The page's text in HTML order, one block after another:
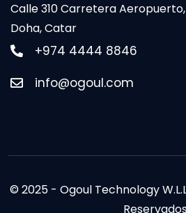
Calle 310 Carretera Aeropuerto,
Doha, Catar
+974 4444 8846
info@ogoul.com
© 2025 - Ogoul Technology